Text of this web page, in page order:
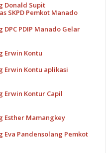
Donald Supit
SKPD Pemkot Manado
PDIP Manado Gelar
Erwin Kontu
Erwin Kontu aplikasi
Erwin Kontur Capil
Esther Mamangkey
Pandensolang Pemkot